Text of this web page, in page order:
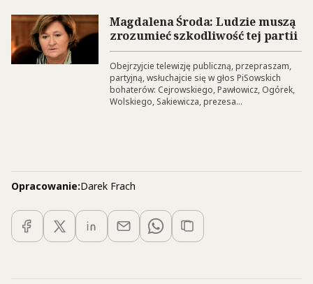
Magdalena Środa: Ludzie muszą
zrozumieć szkodliwość tej partii
Obejrzyjcie telewizję publiczną, przepraszam,
partyjną, wsłuchajcie się w głos PiSowskich
bohaterów: Cejrowskiego, Pawłowicz, Ogórek,
Wolskiego, Sakiewicza, prezesa...
Opracowanie:Darek Frach